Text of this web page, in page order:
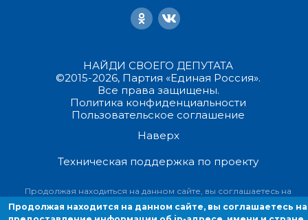
НАЙДИ СВОЕГО ДЕПУТАТА
©2015-2026, Партия «Единая Россия».
Все права защищены.
Политика конфиденциальности
Пользовательское соглашение
Наверх
Техническая поддержка по проекту
Продолжая находиться на данном сайте, вы соглашаетесь на
предоставление информации об ip-адресе, имени и стране домена
провайдера, переходах с одной страницы на другую и cookies.
Продолжая находится на данном сайте, вы соглашаетесь на